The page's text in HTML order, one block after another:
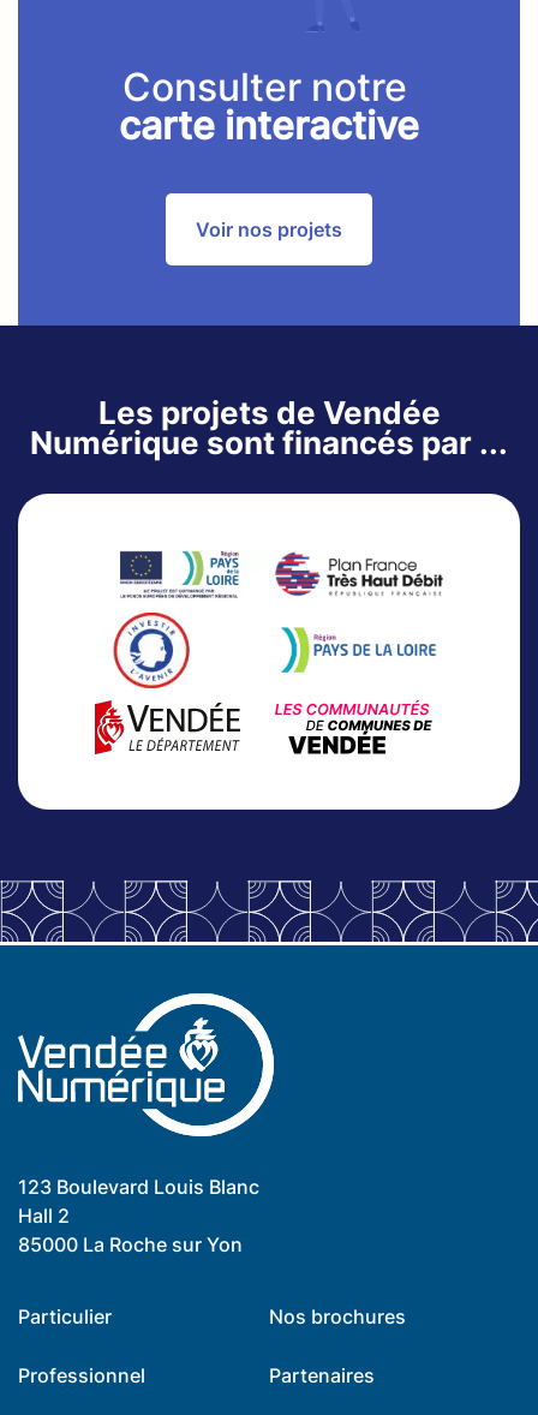
Consulter notre
carte interactive
Voir nos projets
Les projets de Vendée
Numérique sont financés par ...
123 Boulevard Louis Blanc
Hall 2
85000 La Roche sur Yon
Particulier Nos brochures
Professionnel Partenaires